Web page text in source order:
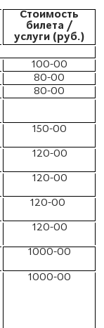
Стоимость
билета /
услуги (руб.)
100-00
80-00
80-00
150-00
120-00
120-00
120-00
120-00
1000-00
1000-00